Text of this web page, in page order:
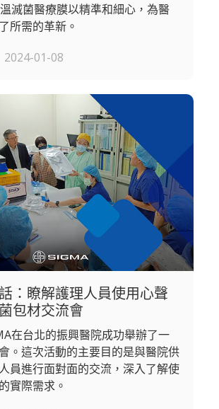
滅菌醫療膜以精準和細心，為醫
所需的革新。
2024-01-08
：瞭解護理人員使用心聲
包材交流會
在台北的振興醫院成功舉辦了一
。這次活動的主要目的是與醫院供
員進行面對面的交流，深入了解使
實際需求。